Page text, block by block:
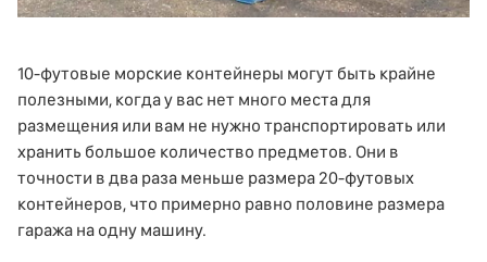
10-футовые морские контейнеры могут быть крайне
полезными, когда у вас нет много места для
размещения или вам не нужно транспортировать или
хранить большое количество предметов. Они в
точности в два раза меньше размера 20-футовых
контейнеров, что примерно равно половине размера
гаража на одну машину.